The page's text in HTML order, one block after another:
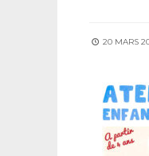
20 MARS